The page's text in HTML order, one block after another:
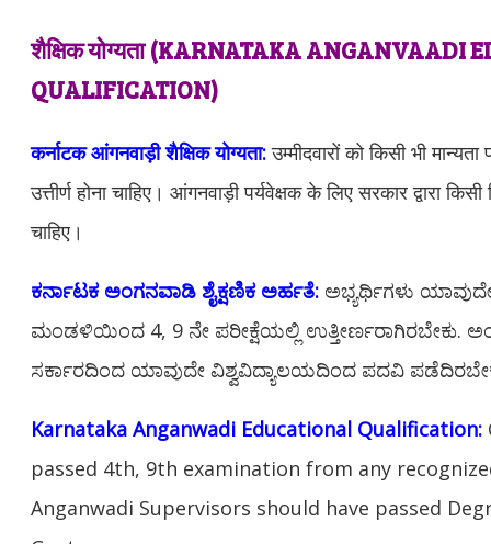
शैक्षिक योग्यता (KARNATAKA ANGANVAADI
QUALIFICATION)
कर्नाटक आंगनवाड़ी शैक्षिक योग्यता:उम्मीदवारों को किसी भी मान्यता
उत्तीर्ण होना चाहिए। आंगनवाड़ी पर्यवेक्षक के लिए सरकार द्वारा किसी
चाहिए।
ಕರ್ನಾಟಕ ಅಂಗನವಾಡಿ ಶೈಕ್ಷಣಿಕ ಅರ್ಹತೆ: ಅಭ್ಯರ್ಥಿಗಳು
ಮಂಡಳಿಯಿಂದ 4, 9 ನೇ ಪರೀಕ್ಷೆಯಲ್ಲಿ ಉತ್ತೀರ್ಣರಾಗಿರಬೇಕು.
ಸರ್ಕಾರದಿಂದ ಯಾವುದೇ ವಿಶ್ವವಿದ್ಯಾಲಯದಿಂದ ಪದವಿ
Karnataka Anganwadi Educational Qualification:
passed 4th, 9th examination from any
Anganwadi Supervisors should have passed